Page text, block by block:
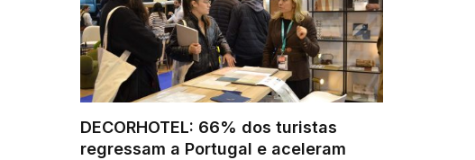
DECORHOTEL: 66% dos turistas
regressam a Portugal e aceleram